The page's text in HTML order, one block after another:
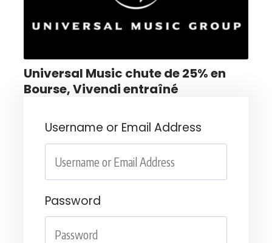
Universal Music chute de 25% en
Bourse, Vivendi entraîné
Username or Email Address
Password